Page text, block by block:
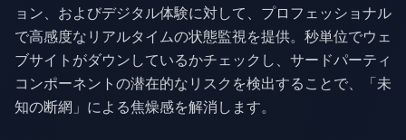
ョン、およびデジタル体験に対して、プロフェッショナル
で高感度なリアルタイムの状態監視を提供。秒単位でウェ
ブサイトがダウンしているかチェックし、サードパーティ
コンポーネントの潜在的なリスクを検出することで、「未
知の断網」による焦燥感を解消します。